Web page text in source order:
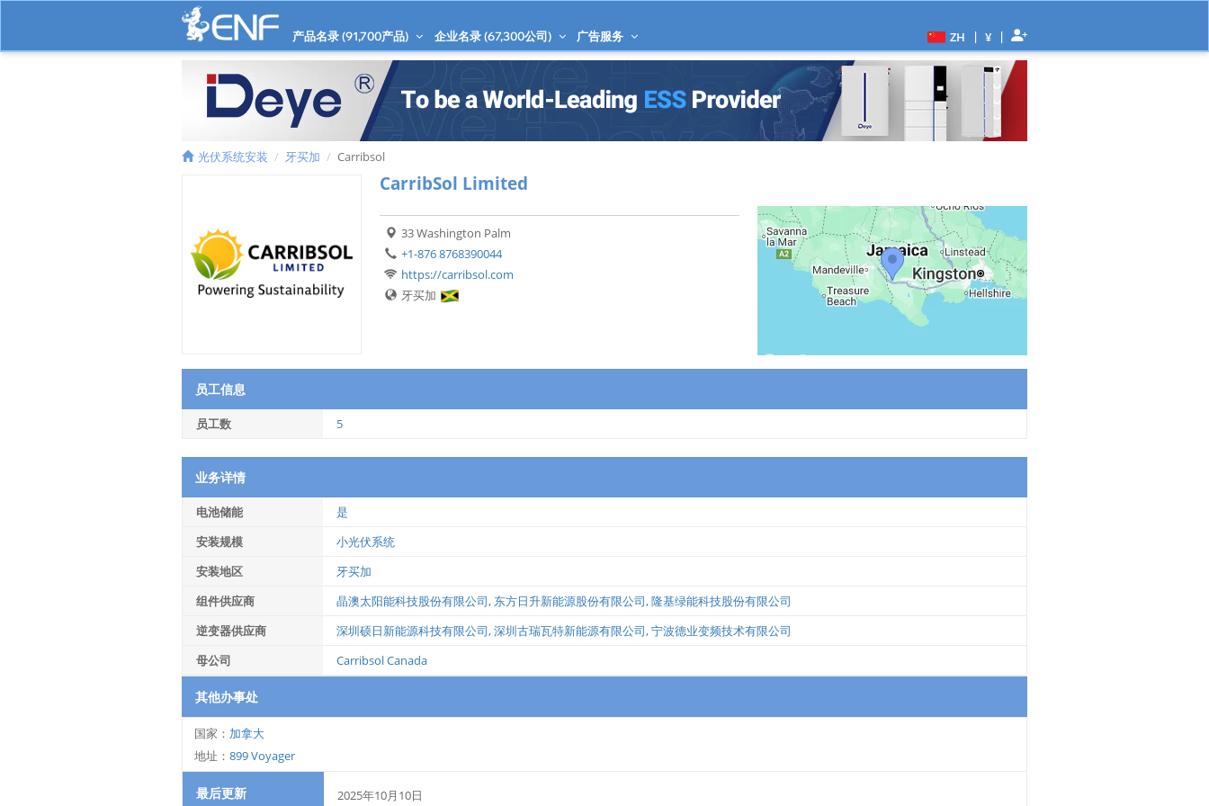
产品名录 (91,700产品) 企业名录 (67,300公司) 广告服务 ZH | ¥ |
光伏系统安装 牙买加 Carribsol
CarribSol Limited
33 Washington Palm
+1-876 8768390044
https://carribsol.com
牙买加
员工信息
员工数 5
业务详情
电池储能
是
安装规模
小光伏系统
安装地区
牙买加
组件供应商
晶澳太阳能科技股份有限公司, 东方日升新能源股份有限公司,隆基绿能科技股份有限公司
逆变器供应商
深圳硕日新能源科技有限公司,深圳古瑞瓦特新能源有限公司,宁波德业变频技术有限公司
母公司
Carribsol Canada
其他办事处
国家： 加拿大
地址： 899 Voyager
最后更新 2025年10月10日